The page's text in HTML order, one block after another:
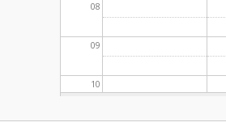
08
09
10
11